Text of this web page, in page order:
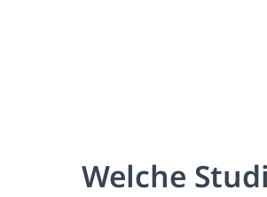
Welche